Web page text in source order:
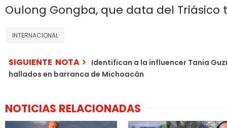
Oulong Gongba, que data del Triásico
INTERNACIONAL
SIGUIENTE NOTA
Identifican a la influencer Tania
hallados en barranca de Michoacán
NOTICIAS RELACIONADAS